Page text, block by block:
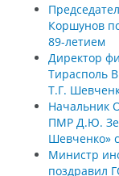
Коршунов
89-летием
Директор
Тирасполь
Т.Г.
Начальник
ПМР Д.Ю.
Шевченко»
Министр
поздравил